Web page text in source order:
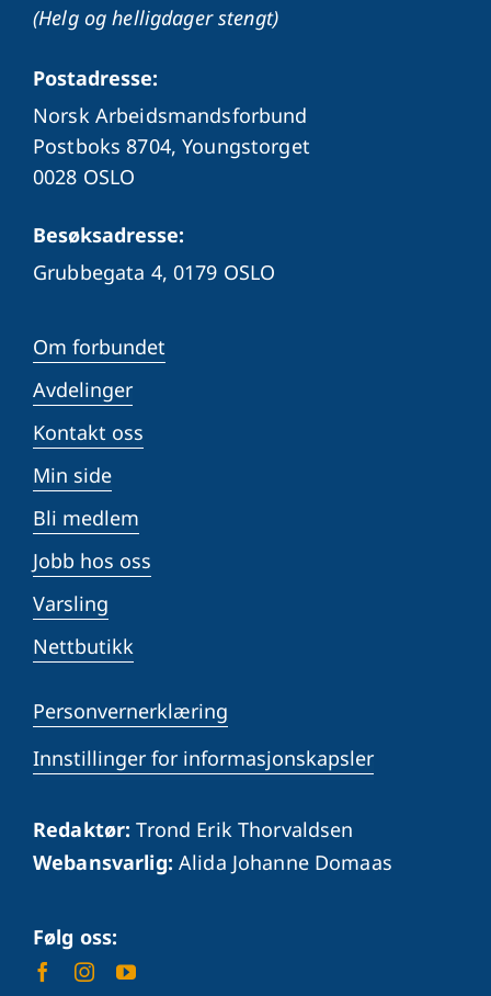
(Helg og helligdager stengt)
Postadresse:
Norsk Arbeidsmandsforbund
Postboks 8704, Youngstorget
0028 OSLO
Besøksadresse:
Grubbegata 4,0179 OSLO
Om forbundet
Avdelinger
Kontakt oss
Min side
Bli medlem
Jobb hos oss
Varsling
Nettbutikk
Personvernerklæring
Innstillinger for informasjonskapsler
Redaktør: Trond Erik Thorvaldsen
Webansvarlig: Alida Johanne Domaas
Følg oss: